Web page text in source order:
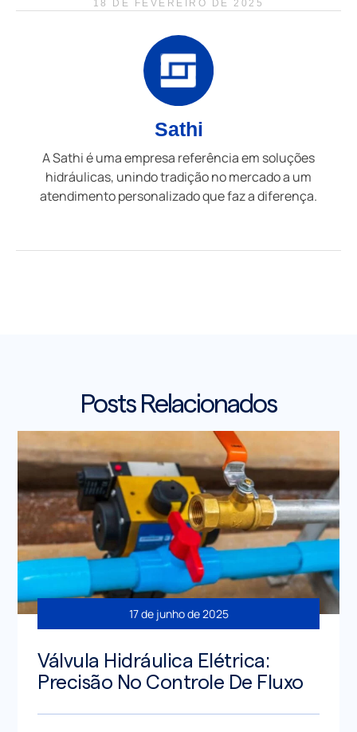
18 DE FEVEREIRO DE 2025
Sathi
A Sathi é uma empresa referência em soluções
hidráulicas, unindo tradição no mercado a um
atendimento personalizado que faz a diferença.
Posts Relacionados
17 de junho de 2025
Válvula Hidráulica Elétrica:
Precisão No Controle De Fluxo